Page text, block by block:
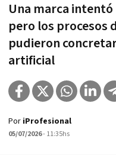
Una marca
pero los procesos
pudieron
artificial
Por iProfesional
05/07/2026- 11:35hs